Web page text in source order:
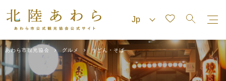
あわら市観光協会 グルメ うどん・そば